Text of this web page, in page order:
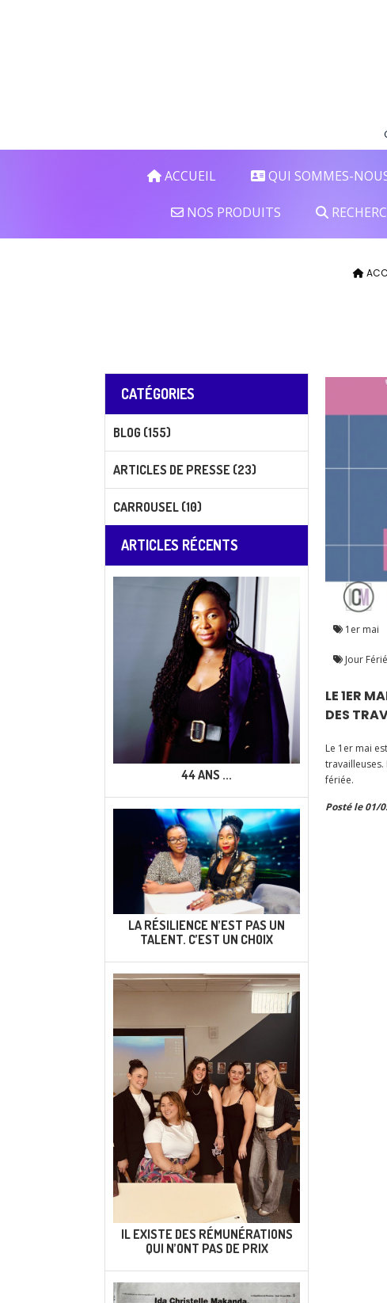
ACCUEIL QUI SOMMES-
NOS PRODUITS
LE 1ER
DES
Le 1er mai
fériée.
Posté le 01/
1er mai
Jour Férié
CATÉGORIES
BLOG (155)
ARTICLES DE PRESSE (23)
CARROUSEL (10)
ARTICLES RÉCENTS
44 ANS ...
LA RÉSILIENCE N’EST PAS UN
TALENT. C’EST UN CHOIX
IL EXISTE DES RÉMUNÉRATIONS
QUI N’ONT PAS DE PRIX